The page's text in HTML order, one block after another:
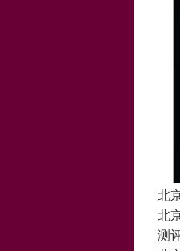
北
北
测